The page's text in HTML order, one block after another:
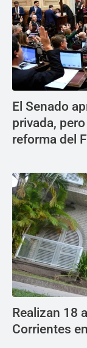
El Senado
privada,
reforma del
Realizan 18
Corrientes